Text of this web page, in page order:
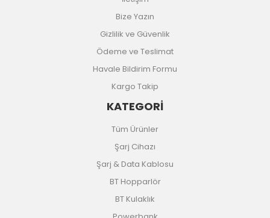
Bize Yazın
Gizlilik ve Güvenlik
Ödeme ve Teslimat
Havale Bildirim Formu
Kargo Takip
KATEGORİ
Tüm Ürünler
Şarj Cihazı
Şarj & Data Kablosu
BT Hopparlör
BT Kulaklık